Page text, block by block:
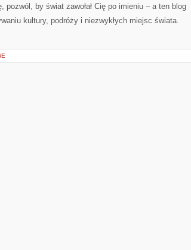
by świat zawołał Cię po imieniu – a ten blog
kultury, podróży i niezwykłych miejsc świata.